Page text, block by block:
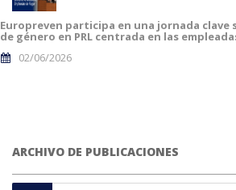
Europreven participa en una jornada clave
de género en PRL centrada en las
02/06/2026
ARCHIVO DE PUBLICACIONES